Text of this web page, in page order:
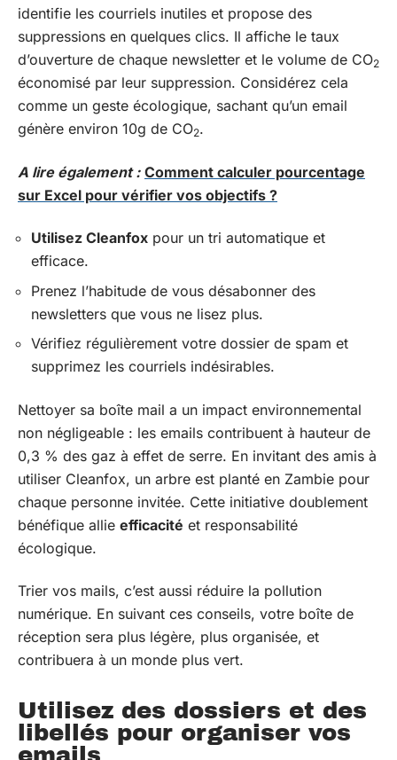
identifie les courriels inutiles et propose des
suppressions en quelques clics. Il affiche le taux
d’ouverture de chaque newsletter et le volume de CO2
économisé par leur suppression. Considérez cela
comme un geste écologique, sachant qu’un email
génère environ 10g de CO2.
A lire également : Comment calculer pourcentage
sur Excel pour vérifier vos objectifs ?
Utilisez Cleanfox pour un tri automatique et
efficace.
Prenez l’habitude de vous désabonner des
newsletters que vous ne lisez plus.
Vérifiez régulièrement votre dossier de spam et
supprimez les courriels indésirables.
Nettoyer sa boîte mail a un impact environnemental
non négligeable : les emails contribuent à hauteur de
0,3 % des gaz à effet de serre. En invitant des amis à
utiliser Cleanfox, un arbre est planté en Zambie pour
chaque personne invitée. Cette initiative doublement
bénéfique allie efficacité et responsabilité
écologique.
Trier vos mails, c’est aussi réduire la pollution
numérique. En suivant ces conseils, votre boîte de
réception sera plus légère, plus organisée, et
contribuera à un monde plus vert.
Utilisez des dossiers et des
libellés pour organiser vos
emails